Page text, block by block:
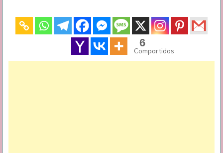
6
Compartidos